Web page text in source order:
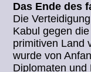
Das Ende des
Die
Kabul gegen
primitiven Land
wurde von
Diplomaten und